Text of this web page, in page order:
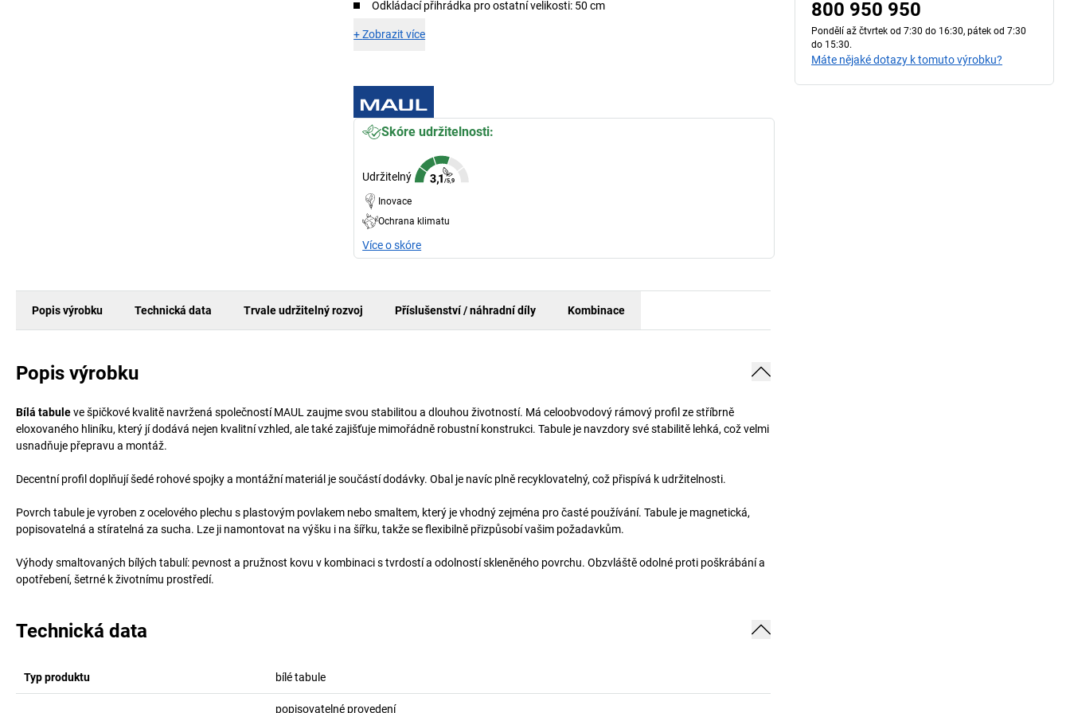
Odkládací přihrádka pro ostatní velikosti: 50 cm
+Zobrazit více
Skóre udržitelnosti:
Udržitelný
Inovace
Ochrana klimatu
Více o skóre
Popis výrobku Technická data Trvale udržitelný rozvoj Příslušenství / náhradní díly Kombinace
Popis výrobku
Bílá tabuleve špičkové kvalitě navržená společností MAUL zaujme svou stabilitou a dlouhou životností. Má celoobvodový rámový profil ze stříbrně
eloxovaného hliníku, který jí dodává nejen kvalitní vzhled, ale také zajišťuje mimořádně robustní konstrukci. Tabule je navzdory své stabilitě lehká, což velmi
usnadňuje přepravu a montáž.
Decentní profil doplňují šedé rohové spojky a montážní materiál je součástí dodávky. Obal je navíc plně recyklovatelný, což přispívá k udržitelnosti.
Povrch tabule je vyroben z ocelového plechu s plastovým povlakem nebo smaltem, který je vhodný zejména pro časté používání. Tabule je magnetická,
popisovatelná a stíratelná za sucha. Lze ji namontovat na výšku i na šířku, takže se flexibilně přizpůsobí vašim požadavkům.
Výhody smaltovaných bílých tabulí: pevnost a pružnost kovu v kombinaci s tvrdostí a odolností skleněného povrchu. Obzvláště odolné proti poškrábání a
opotřebení, šetrné k životnímu prostředí.
Technická data
Typ produktu bílé tabule
popisovatelné provedení
800 950 950
Pondělí až čtvrtek od 7:30 do 16:30, pátek od 7:30
do 15:30.
Máte nějaké dotazy k tomuto výrobku?